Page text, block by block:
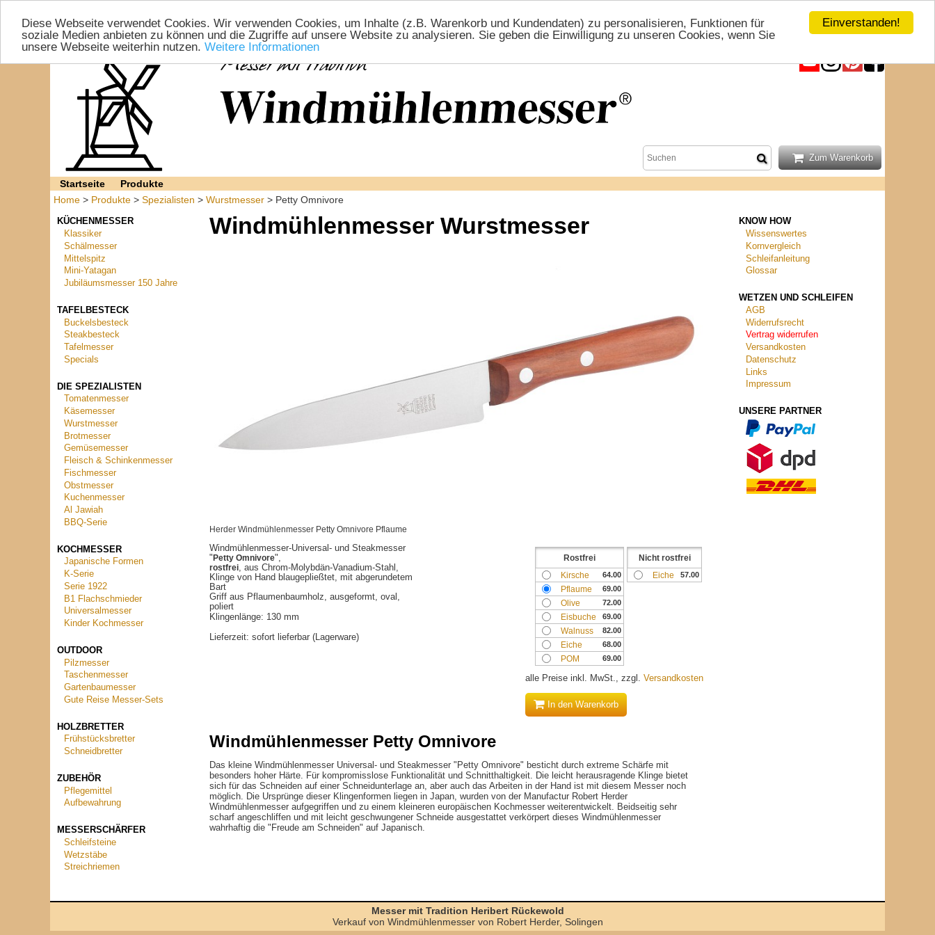
Einverstanden!
Diese Webseite verwendet Cookies. Wir verwenden Cookies, um Inhalte (z.B. Warenkorb und Kundendaten) zu personalisieren, Funktionen für
soziale Medien anbieten zu können und die Zugriffe auf unsere Website zu analysieren. Sie geben die Einwilligung zu unseren Cookies, wenn Sie
unsere Webseite weiterhin nutzen. Weitere Informationen
Startseite Produkte
Home > Produkte > Spezialisten > Wurstmesser > Petty Omnivore
KÜCHENMESSER
Klassiker
Schälmesser
Mittelspitz
Mini-Yatagan
Jubiläumsmesser 150 Jahre
TAFELBESTECK
Buckelsbesteck
Steakbesteck
Tafelmesser
Specials
DIE SPEZIALISTEN
Tomatenmesser
Käsemesser
Wurstmesser
Brotmesser
Gemüsemesser
Fleisch & Schinkenmesser
Fischmesser
Obstmesser
Kuchenmesser
Al Jawiah
BBQ-Serie
KOCHMESSER
Japanische Formen
K-Serie
Serie 1922
B1 Flachschmieder
Universalmesser
Kinder Kochmesser
OUTDOOR
Pilzmesser
Taschenmesser
Gartenbaumesser
Gute Reise Messer-Sets
HOLZBRETTER
Frühstücksbretter
Schneidbretter
ZUBEHÖR
Pflegemittel
Aufbewahrung
MESSERSCHÄRFER
Schleifsteine
Wetzstäbe
Streichriemen
Windmühlenmesser Wurstmesser
Herder Windmühlenmesser Petty Omnivore Pflaume
Windmühlenmesser-Universal- und Steakmesser
"Petty Omnivore",
rostfrei , aus Chrom-Molybdän-Vanadium-Stahl,
Klinge von Hand blaugepließtet, mit abgerundetem
Bart
Griff aus Pflaumenbaumholz, ausgeformt, oval,
poliert
Klingenlänge: 130 mm
Lieferzeit:sofort lieferbar (Lagerware)
Nicht rostfrei
Eiche
57.00
Rostfrei
Kirsche
64.00
Pflaume 69.00
Olive 72.00
Eisbuche 69.00
Walnuss 82.00
Eiche 68.00
POM 69.00
alle Preise inkl. MwSt., zzgl.Versandkosten
In den Warenkorb
Windmühlenmesser Petty Omnivore
Das kleine Windmühlenmesser Universal- und Steakmesser "Petty Omnivore" besticht durch extreme Schärfe mit
besonders hoher Härte. Für kompromisslose Funktionalität und Schnitthaltigkeit. Die leicht herausragende Klinge bietet
sich für das Schneiden auf einer Schneidunterlage an, aber auch das Arbeiten in der Hand ist mit diesem Messer noch
möglich. Die Ursprünge dieser Klingenformen liegen in Japan, wurden von der Manufactur Robert Herder
Windmühlenmesser aufgegriffen und zu einem kleineren europäischen Kochmesser weiterentwickelt. Beidseitig sehr
scharf angeschliffen und mit leicht geschwungener Schneide ausgestattet verkörpert dieses Windmühlenmesser
wahrhaftig die "Freude am Schneiden" auf Japanisch.
KNOW HOW
Wissenswertes
Kornvergleich
Schleifanleitung
Glossar
WETZEN UND SCHLEIFEN
AGB
Widerrufsrecht
Vertrag widerrufen
Versandkosten
Datenschutz
Links
Impressum
UNSERE PARTNER
Messer mit Tradition Heribert Rückewold
Verkauf von Windmühlenmesser von Robert Herder, Solingen